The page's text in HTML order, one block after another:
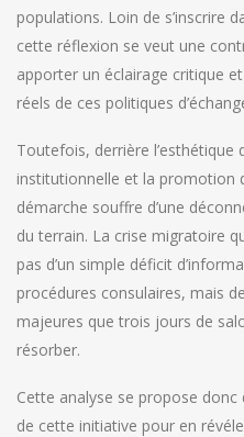
populations. Loin de s’inscrire
cette réflexion se veut une
apporter un éclairage critique
réels de ces politiques
Toutefois, derrière l’esthétique
institutionnelle et la promotion
démarche souffre d’une
du terrain. La crise migratoire
pas d’un simple déficit
procédures consulaires, mais
majeures que trois jours de
résorber.
Cette analyse se propose
de cette initiative pour en